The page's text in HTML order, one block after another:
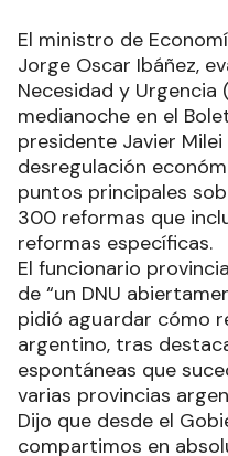
El ministro de
Jorge Oscar Ibáñez,
Necesidad y Urgencia
medianoche en el
presidente Javier
desregulación
puntos principales
300 reformas que
reformas específicas.
El funcionario
de “un DNU
pidió aguardar cómo
argentino, tras
espontáneas que
varias provincias
Dijo que desde el
compartimos en